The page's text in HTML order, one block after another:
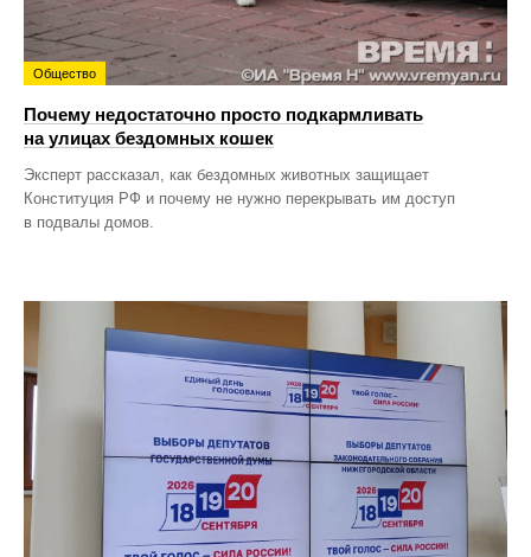
Общество
Почему недостаточно просто подкармливать
на улицах бездомных кошек
Эксперт рассказал, как бездомных животных защищает
Конституция РФ и почему не нужно перекрывать им доступ
в подвалы домов.